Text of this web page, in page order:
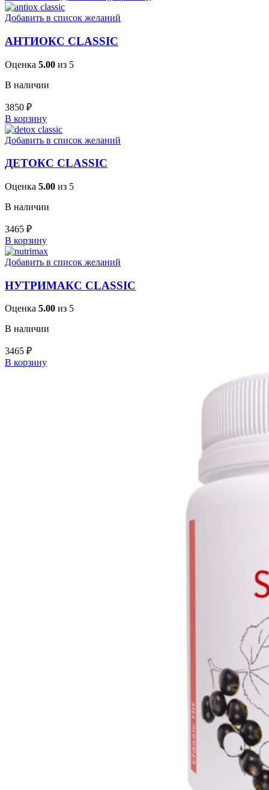
Добавить в список желаний
АНТИОКС CLASSIC
Оценка 5.00 из 5
В наличии
3850 ₽
В корзину
Добавить в список желаний
ДЕТОКС CLASSIC
Оценка 5.00 из 5
В наличии
3465 ₽
В корзину
Добавить в список желаний
НУТРИМАКС CLASSIC
Оценка 5.00 из 5
В наличии
3465 ₽
В корзину